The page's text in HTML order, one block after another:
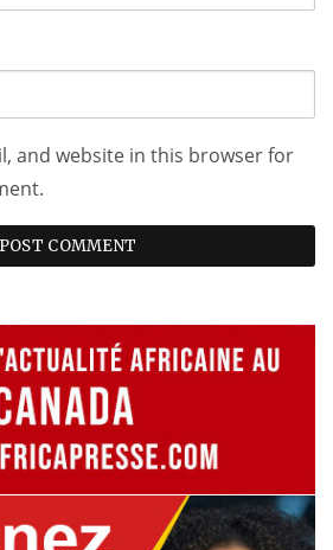
and website in this browser for